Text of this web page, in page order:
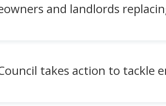
and landlords
takes action to tackle